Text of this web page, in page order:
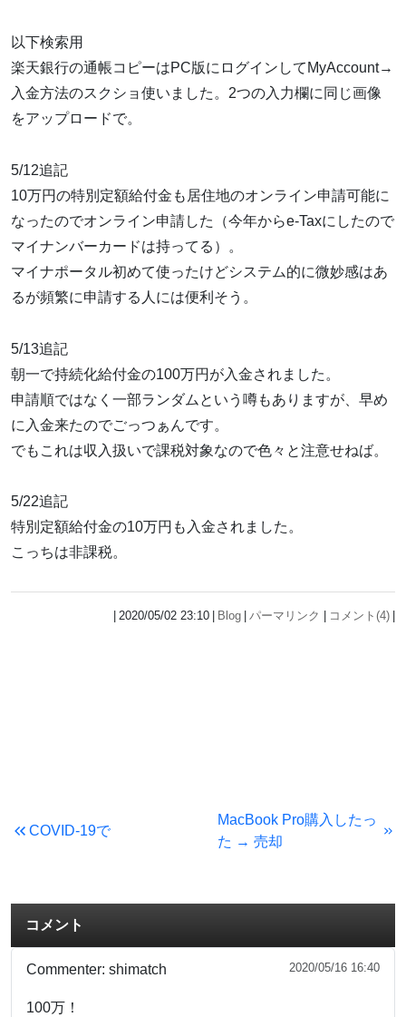
以下検索用
楽天銀行の通帳コピーはPC版にログインしてMyAccount→
入金方法のスクショ使いました。2つの入力欄に同じ画像
をアップロードで。
5/12追記
10万円の特別定額給付金も居住地のオンライン申請可能に
なったのでオンライン申請した（今年からe-Taxにしたので
マイナンバーカードは持ってる）。
マイナポータル初めて使ったけどシステム的に微妙感はあ
るが頻繁に申請する人には便利そう。
5/13追記
朝一で持続化給付金の100万円が入金されました。
申請順ではなく一部ランダムという噂もありますが、早め
に入金来たのでごっつぁんです。
でもこれは収入扱いで課税対象なので色々と注意せねば。
5/22追記
特別定額給付金の10万円も入金されました。
こっちは非課税。
2020/05/02 23:10 Blog パーマリンク コメント(4)
COVID-19で
MacBook Pro購入したっ
た → 売却
コメント
Commenter: shimatch 2020/05/16 16:40
100万！